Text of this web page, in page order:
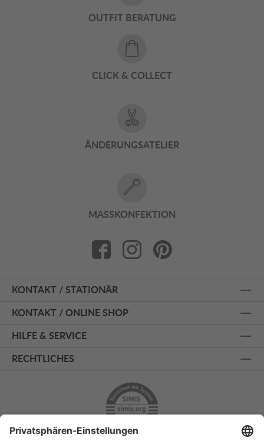
OUTFIT BERATUNG
CLICK & COLLECT
ÄNDERUNGSATELIER
MASSKONFEKTION
KONTAKT / STATIONÄR
KONTAKT / ONLINE SHOP
HILFE & SERVICE
RECHTLICHES